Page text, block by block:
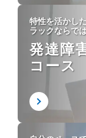
特性を活かし
ラックならで
発達障
コース